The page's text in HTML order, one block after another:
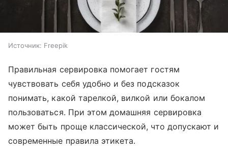
Источник: Freepik
Правильная сервировка помогает гостям
чувствовать себя удобно и без подсказок
понимать, какой тарелкой, вилкой или бокалом
пользоваться. При этом домашняя сервировка
может быть проще классической, что допускают и
современные правила этикета.